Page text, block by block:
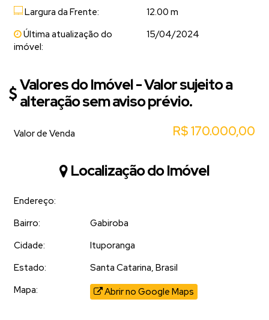
Largura da Frente:
12.00 m
Última atualização do
imóvel:
15/04/2024
Valores do Imóvel - Valor sujeito a
alteração sem aviso prévio.
R$170.000,00
Valor de Venda
Localização do Imóvel
Endereço:
Bairro:
Gabiroba
Cidade:
Ituporanga
Estado:
Santa Catarina, Brasil
Mapa:
Abrir no Google Maps